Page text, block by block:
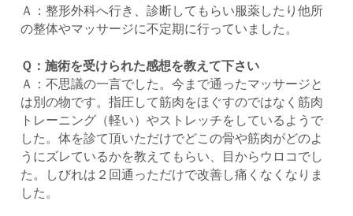
Ａ：整形外科へ行き、診断してもらい服薬したり他所
の整体やマッサージに不定期に行っていました。
Ｑ：施術を受けられた感想を教えて下さい
Ａ：不思議の一言でした。今まで通ったマッサージと
は別の物です。指圧して筋肉をほぐすのではなく筋肉
トレーニング（軽い）やストレッチをしているようで
した。体を診て頂いただけでどこの骨や筋肉がどのよ
うにズレているかを教えてもらい、目からウロコでし
た。しびれは２回通っただけで改善し痛くなくなりま
した。